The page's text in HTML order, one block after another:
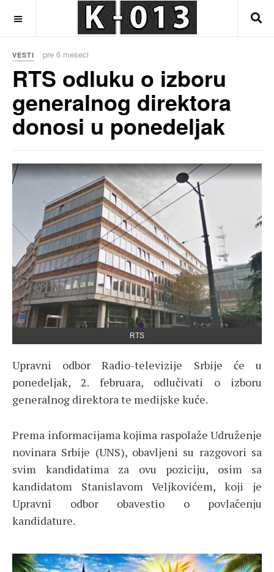
VESTI pre 6 meseci
RTS odluku o izboru
generalnog direktora
donosi u ponedeljak
RTS
Upravni odbor Radio-televizije Srbije će u
ponedeljak, 2. februara, odlučivati o izboru
generalnog direktora te medijske kuće.
Prema informacijama kojima raspolaže Udruženje
novinara Srbije (UNS), obavljeni su razgovori sa
svim kandidatima za ovu poziciju, osim sa
kandidatom Stanislavom Veljkovićem, koji je
Upravni odbor obavestio o povlačenju
kandidature.